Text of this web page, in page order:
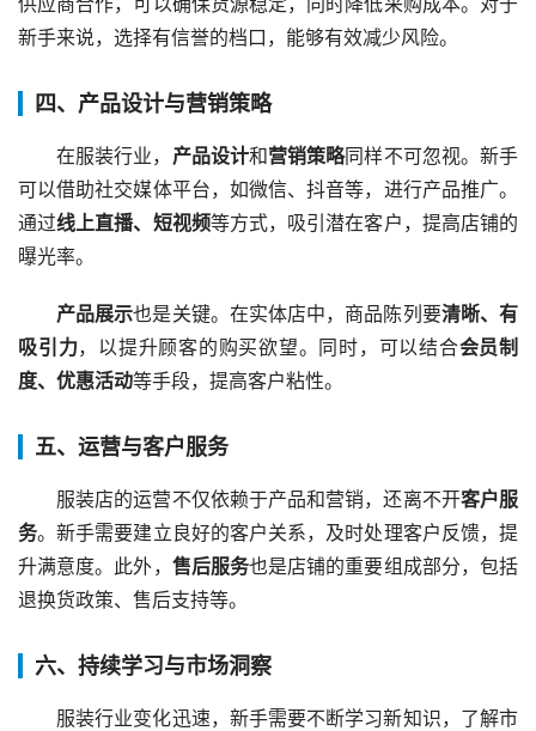
新手来说，选择有信誉的档口，能够有效减少风险。
四、产品设计与营销策略
在服装行业， 产品设计和营销策略同样不可忽视。新手
可以借助社交媒体平台，如微信、抖音等，进行产品推广。
通过线上直播、短视频等方式，吸引潜在客户，提高店铺的
曝光率。
产品展示也是关键。在实体店中，商品陈列要清晰、有
吸引力，以提升顾客的购买欲望。同时，可以结合会员制
度、优惠活动等手段，提高客户粘性。
五、运营与客户服务
服装店的运营不仅依赖于产品和营销，还离不开客户服
务。新手需要建立良好的客户关系，及时处理客户反馈，提
升满意度。此外， 售后服务也是店铺的重要组成部分，包括
退换货政策、售后支持等。
六、持续学习与市场洞察
服装行业变化迅速，新手需要不断学习新知识，了解市